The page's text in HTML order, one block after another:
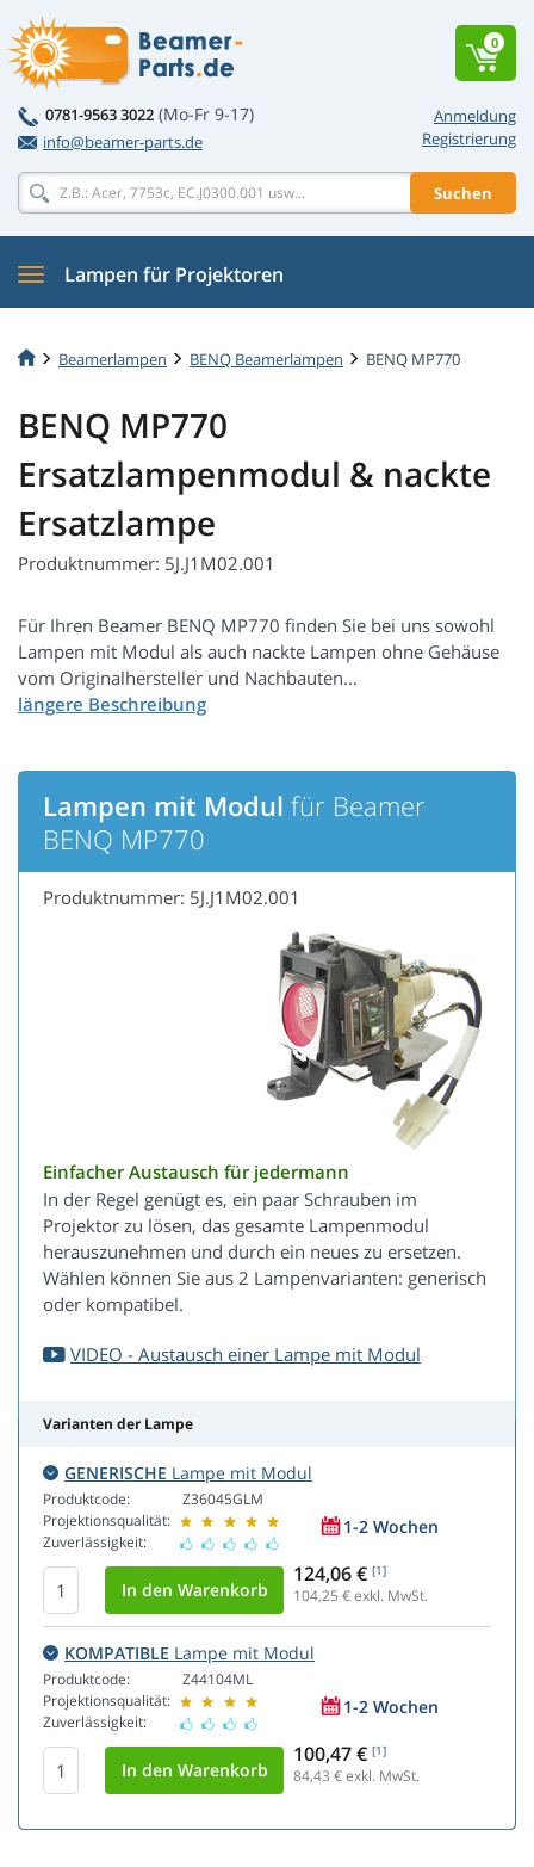
Anmeldung
Registrierung
0781-9563 3022 (Mo-Fr 9-17)
info@beamer-parts.de
Suchen
0
Lampen für Projektoren
Beamerlampen BENQ Beamerlampen BENQ MP770
BENQ MP770
Ersatzlampenmodul & nackte
Ersatzlampe
Produktnummer: 5J.J1M02.001
Für Ihren Beamer BENQ MP770 finden Sie bei uns sowohl
Lampen mit Modul als auch nackte Lampen ohne Gehäuse
vom Originalhersteller und Nachbauten...
Lampen mit Modul für Beamer
BENQ MP770
Produktnummer: 5J.J1M02.001
Einfacher Austausch für jedermann
In der Regel genügt es, ein paar Schrauben im
Projektor zu lösen, das gesamte Lampenmodul
herauszunehmen und durch ein neues zu ersetzen.
Wählen können Sie aus 2 Lampenvarianten: generisch
oder kompatibel.
VIDEO - Austausch einer Lampe mit Modul
Varianten der Lampe
GENERISCHE Lampe mit Modul
Produktcode:
Projektionsqualität:
Zuverlässigkeit:
Z36045GLM
1-2 Wochen
124,06 € [1]
104,25 € exkl. MwSt.
KOMPATIBLE Lampe mit Modul
Produktcode:
Projektionsqualität:
Zuverlässigkeit:
Z44104ML
1-2 Wochen
100,47 € [1]
84,43 € exkl. MwSt.